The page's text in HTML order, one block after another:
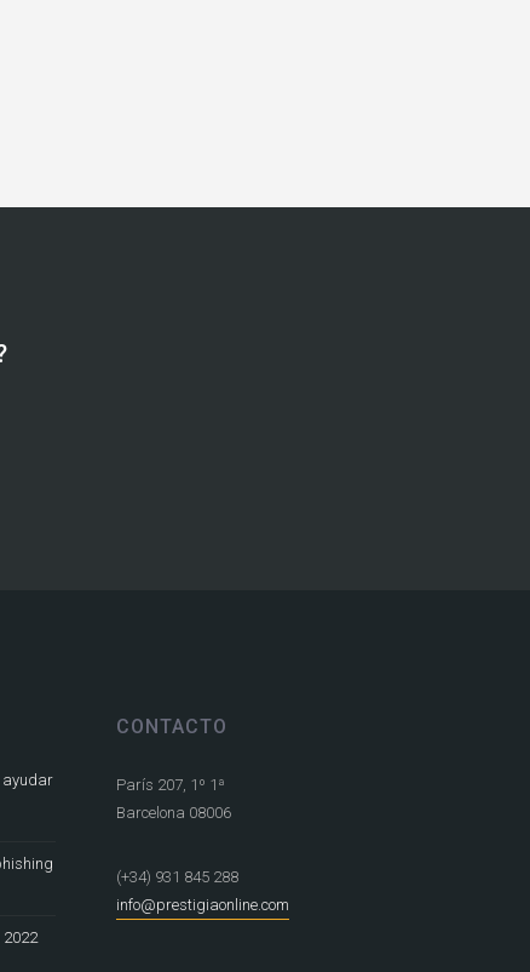
ayudar
CONTACTO
París 207, 1º 1ª
Barcelona 08006
(+34) 931 845 288
info@prestigiaonline.com